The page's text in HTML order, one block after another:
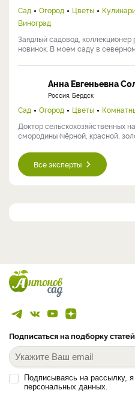
Сад Огород Цветы
Виноград
Заядлый садовод, коллекционер
новинок. В моем саду в
Анна Евгеньевна
Россия, Бердск
Сад Огород Цветы
Доктор сельскохозяйственных
смородины (чёрной, красной,
Все эксперты
Подписаться на подборку статей
Подписываясь на рассылку,
персональных данных.